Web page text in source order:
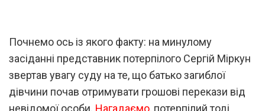
Почнемо ось із якого факту: на минулому
засіданні представник потерпілого Сергій Міркун
звертав увагу суду на те, що батько загиблої
дівчини почав отримувати грошові перекази від
невідомої особи. Нагадаємо, потерпілий тоді